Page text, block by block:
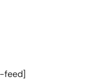
feed]